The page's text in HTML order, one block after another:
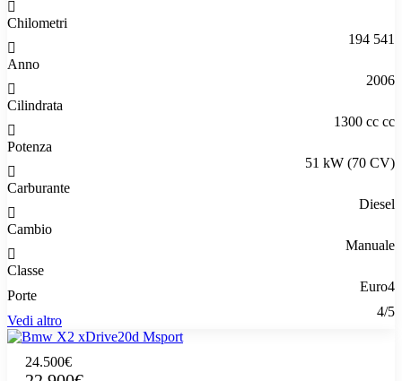
Chilometri
194 541
Anno
2006
Cilindrata
1300 cc cc
Potenza
51 kW (70 CV)
Carburante
Diesel
Cambio
Manuale
Classe
Euro4
Porte
4/5
Vedi altro
24.500€